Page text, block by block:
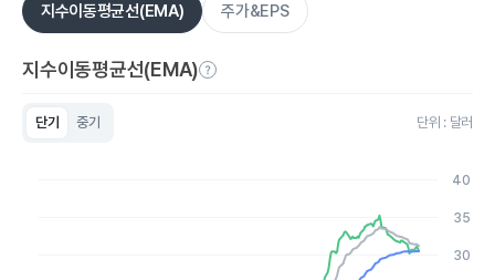
지수이동평균선(EMA) 주가&EPS
지수이동평균선(EMA)
단기 중기 단위 : 달러
The chart has 1 X axis displaying Time. Data ranges from
The chart has 1 Y axis displaying values. Data ranges from
30
35
40